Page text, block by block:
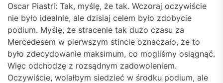
Oscar Piastri: Tak, myślę, że tak. Wczoraj oczywiście
nie było idealnie, ale dzisiaj celem było zdobycie
podium. Myślę, że stracenie tak dużo czasu za
Mercedesem w pierwszym stincie oznaczało, że to
było zdecydowanie maksimum, co mogliśmy osiągnąć.
Więc odchodzę z rozsądnym zadowoleniem.
Oczywiście, wolałbym siedzieć w środku podium, ale